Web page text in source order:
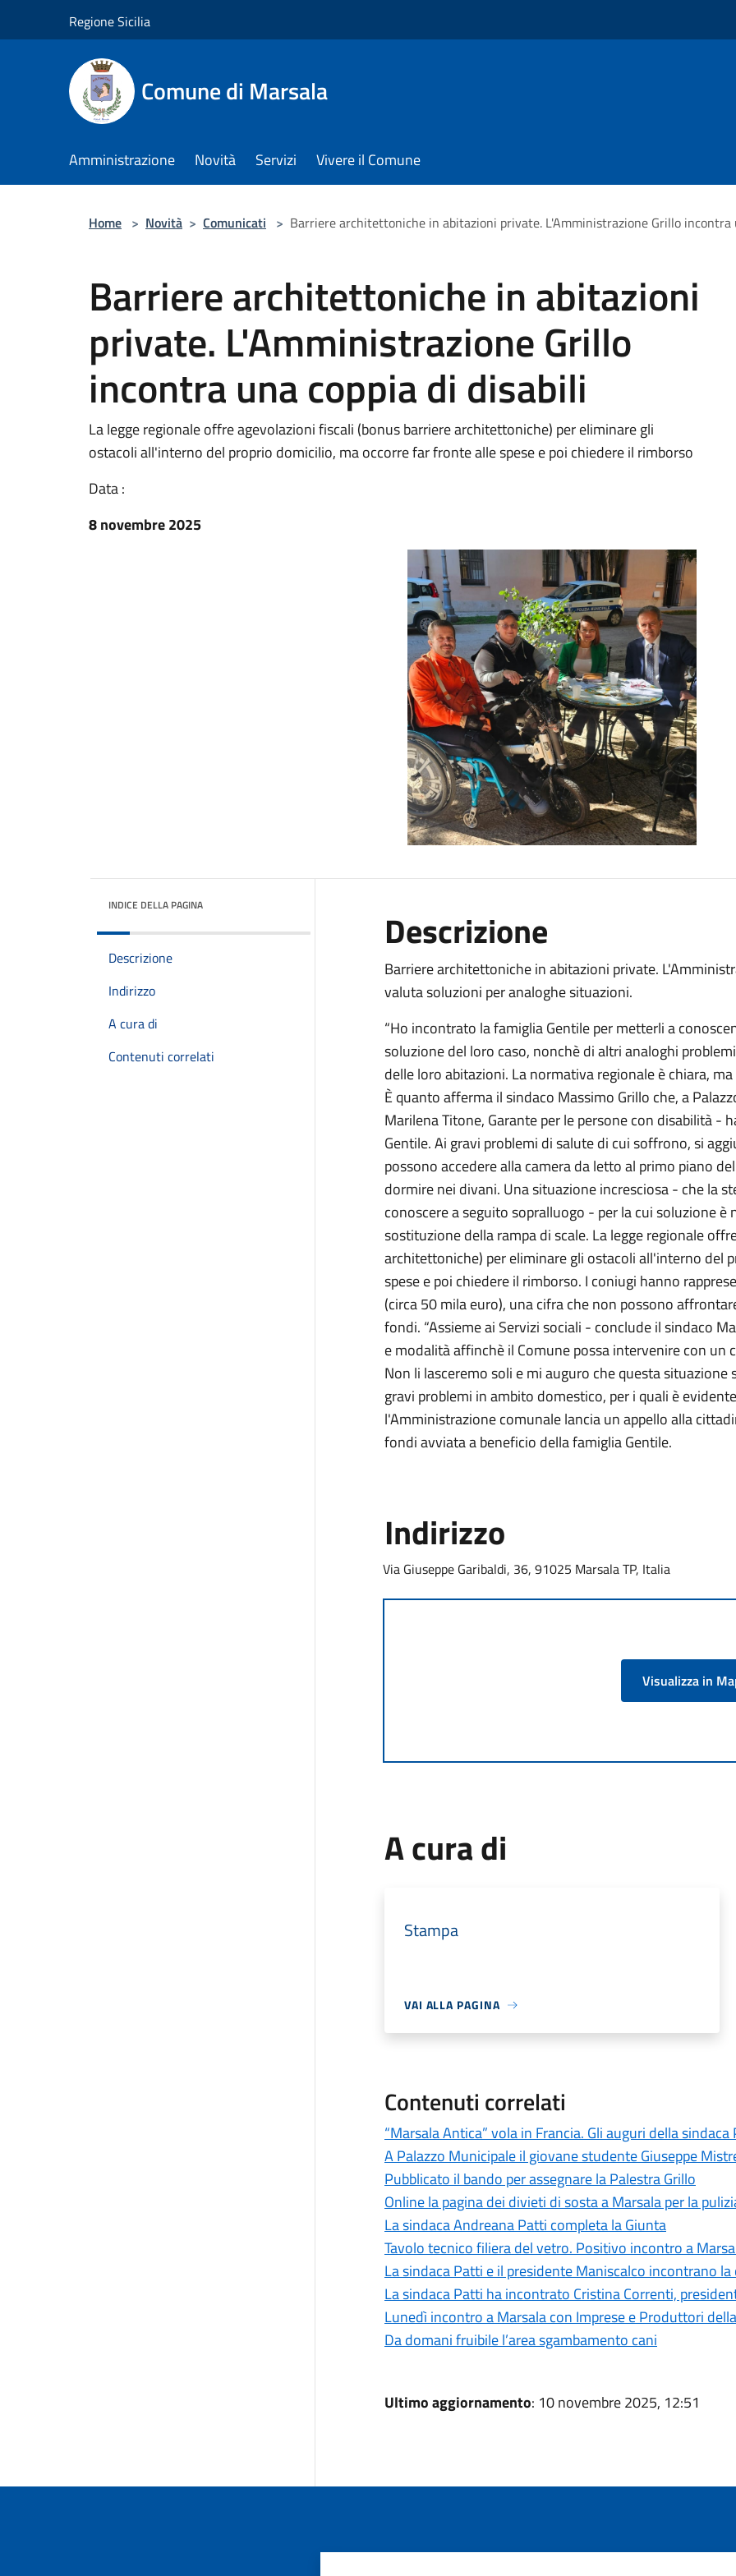
Regione Sicilia
Comune di Marsala
Amministrazione Novità Servizi Vivere il Comune
Home > Novità > Comunicati > Barriere architettoniche in abitazioni private. L'Amministrazione Grillo incontra
Barriere architettoniche in abitazioni
private. L'Amministrazione Grillo
incontra una coppia di disabili
La legge regionale offre agevolazioni fiscali (bonus barriere architettoniche) per eliminare gli
ostacoli all'interno del proprio domicilio, ma occorre far fronte alle spese e poi chiedere il rimborso
Data :
8 novembre 2025
INDICE DELLA PAGINA
Descrizione
Indirizzo
A cura di
Contenuti correlati
Descrizione
Barriere architettoniche in abitazioni private.
valuta soluzioni per analoghe situazioni.
“Ho incontrato la famiglia Gentile per metterli a
soluzione del loro caso, nonchè di altri analoghi
delle loro abitazioni. La normativa regionale è chiara,
È quanto afferma il sindaco Massimo Grillo che, a
Marilena Titone, Garante per le persone con disabilità -
Gentile. Ai gravi problemi di salute di cui soffrono, si
possono accedere alla camera da letto al primo piano
dormire nei divani. Una situazione incresciosa - che la
conoscere a seguito sopralluogo - per la cui soluzione è
sostituzione della rampa di scale. La legge regionale
architettoniche) per eliminare gli ostacoli all'interno del
spese e poi chiedere il rimborso. I coniugi hanno
(circa 50 mila euro), una cifra che non possono
fondi. “Assieme ai Servizi sociali - conclude il sindaco
e modalità affinchè il Comune possa intervenire con
Non li lasceremo soli e mi auguro che questa
gravi problemi in ambito domestico, per i quali è
l'Amministrazione comunale lancia un appello alla
fondi avviata a beneficio della famiglia Gentile.
Indirizzo
Via Giuseppe Garibaldi, 36, 91025 Marsala TP, Italia
Visualizza in
A cura di
Stampa
VAI ALLA PAGINA
Contenuti correlati
“Marsala Antica” vola in Francia. Gli auguri della sindaca
A Palazzo Municipale il giovane studente Giuseppe
Pubblicato il bando per assegnare la Palestra Grillo
Online la pagina dei divieti di sosta a Marsala per la
La sindaca Andreana Patti completa la Giunta
Tavolo tecnico filiera del vetro. Positivo incontro a
La sindaca Patti e il presidente Maniscalco incontrano
La sindaca Patti ha incontrato Cristina Correnti,
Lunedì incontro a Marsala con Imprese e Produttori
Da domani fruibile l’area sgambamento cani
Ultimo aggiornamento: 10 novembre 2025, 12:51